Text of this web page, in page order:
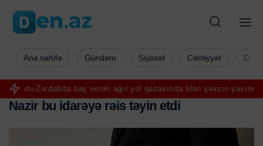
baş verən ağır yol qəzasında ölən şəxsin yaxını şikayət edib-
Ana səhifə Gündəm Siyasət Cəmiyyət
Nazir bu idarəyə rəis təyin etdi